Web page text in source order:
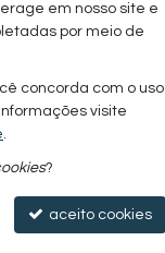
IMÓVEIS
sala 01
/
em nosso site e
por meio de
concorda com o uso
visite
.
?
aceito cookies